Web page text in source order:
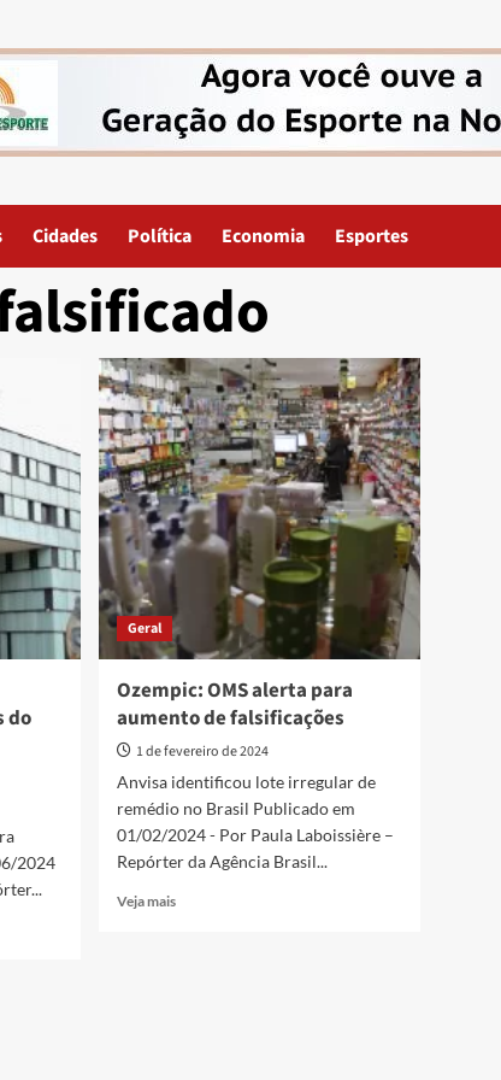
Cidades Política Economia Esportes
do
2024
Geral
Ozempic: OMS alerta para
aumento de falsificações
1 de fevereiro de 2024
Anvisa identificou lote irregular de
remédio no Brasil Publicado em
01/02/2024 - Por Paula Laboissière –
Repórter da Agência Brasil...
Veja maisRead